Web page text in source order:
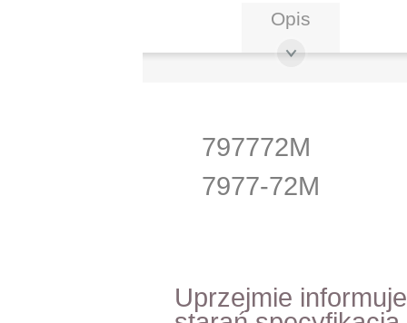
Opis
797772M
7977-72M
Uprzejmie